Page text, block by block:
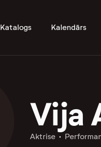
Katalogs Kalendārs
Vija
Aktrise